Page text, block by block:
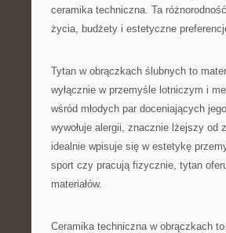
ceramika techniczna. Ta
życia, budżety i estetyczne
Tytan w obrączkach ślubnych to
wyłącznie w przemyśle lotniczym i
wśród młodych par doceniających
wywołuje alergii, znacznie lżejszy od
idealnie wpisuje się w estetykę
sport czy pracują fizycznie, tytan
materiałów.
Ceramika techniczna w obrączkach